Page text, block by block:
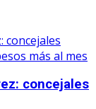
concejales